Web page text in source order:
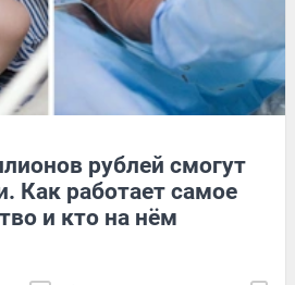
рублей смогут
Как работает самое
и кто на нём